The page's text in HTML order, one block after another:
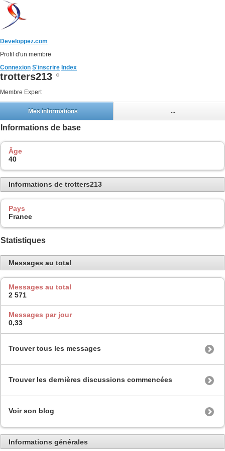
Developpez.com
Profil d'un membre
Connexion S'inscrire Index
trotters213
Membre Expert
Mes informations ...
Informations de base
Âge
40
Informations de trotters213
Pays
France
Statistiques
Messages au total
Messages au total
2 571
Messages par jour
0,33
Trouver tous les messages
Trouver les dernières discussions commencées
Voir son blog
Informations générales